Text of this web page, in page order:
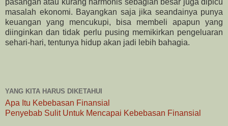
masalah ekonomi. Bayangkan saja jika seandainya punya
keuangan yang mencukupi, bisa membeli apapun yang
diinginkan dan tidak perlu pusing memikirkan pengeluaran
sehari-hari, tentunya hidup akan jadi lebih bahagia.
YANG KITA HARUS DIKETAHUI
Apa Itu Kebebasan Finansial
Penyebab Sulit Untuk Mencapai Kebebasan Finansial